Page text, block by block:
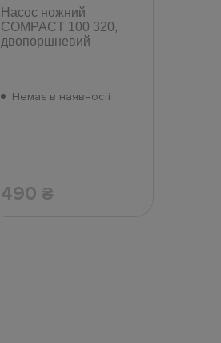
Насос ножний
COMPACT 100 320,
двопоршневий
Немає в наявності
490 ₴